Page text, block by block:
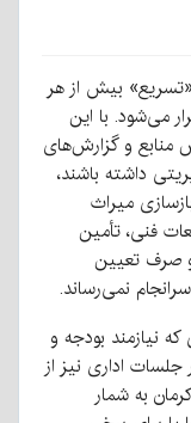
بیش از هر
می‌شود. با این
و گزارش‌های
داشته باشند،
میراث
فنی، تأمین
و صرف تعیین
نمی‌رساند.
نیازمند بودجه و
اداری نیز از
به شمار